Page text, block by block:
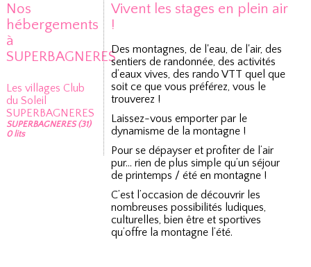
Nos
hébergements
à
SUPERBAGNERES
Les villages Club
du Soleil
SUPERBAGNERES
SUPERBAGNERES (31)
0 lits
Vivent les stages en plein air
!
Des montagnes, de l'eau, de l'air, des
sentiers de randonnée, des activités
d’eaux vives, des rando VTT quel que
soit ce que vous préférez, vous le
trouverez !
Laissez-vous emporter par le
dynamisme de la montagne !
Pour se dépayser et profiter de l’air
pur… rien de plus simple qu’un séjour
de printemps / été en montagne !
C’est l’occasion de découvrir les
nombreuses possibilités ludiques,
culturelles, bien être et sportives
qu’offre la montagne l’été.